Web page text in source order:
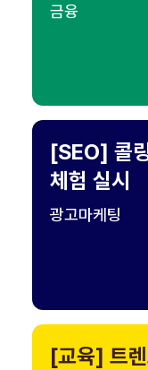
금융
[SEO] 콜
체험 실시
광고마케팅
[교육] 트